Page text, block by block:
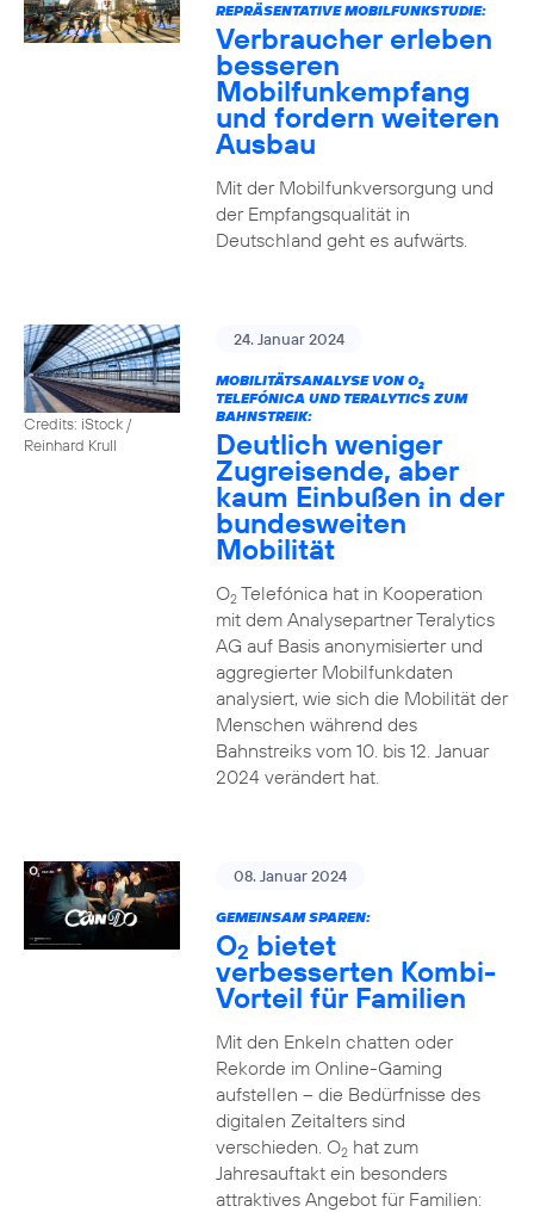
REPRÄSENTATIVE MOBILFUNKSTUDIE:
Verbraucher erleben
besseren
Mobilfunkempfang
und fordern weiteren
Ausbau
Mit der Mobilfunkversorgung und
der Empfangsqualität in
Deutschland geht es aufwärts.
Credits: iStock /
Reinhard Krull
24. Januar 2024
MOBILITÄTSANALYSE VON O2
TELEFÓNICA UND TERALYTICS ZUM
BAHNSTREIK:
Deutlich weniger
Zugreisende, aber
kaum Einbußen in der
bundesweiten
Mobilität
O2Telefónica hat in Kooperation
mit dem Analysepartner Teralytics
AG auf Basis anonymisierter und
aggregierter Mobilfunkdaten
analysiert, wie sich die Mobilität der
Menschen während des
Bahnstreiks vom 10. bis 12. Januar
2024 verändert hat.
08. Januar 2024
GEMEINSAM SPAREN:
O2 bietet
verbesserten Kombi-
Vorteil für Familien
Mit den Enkeln chatten oder
Rekorde im Online-Gaming
aufstellen – die Bedürfnisse des
digitalen Zeitalters sind
verschieden. O2hat zum
Jahresauftakt ein besonders
attraktives Angebot für Familien: